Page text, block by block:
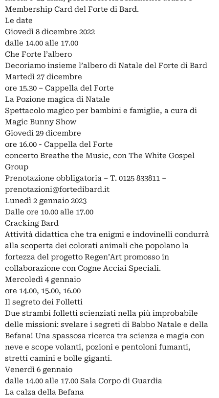
Membership Card del Forte di Bard.
Le date
Giovedì 8 dicembre 2022
dalle 14.00 alle 17.00
Che Forte l’albero
Decoriamo insieme l’albero di Natale del Forte di Bard
Martedì 27 dicembre
ore 15.30 – Cappella del Forte
La Pozione magica di Natale
Spettacolo magico per bambini e famiglie, a cura di
Magic Bunny Show
Giovedì 29 dicembre
ore 16.00 - Cappella del Forte
concerto Breathe the Music, con The White Gospel
Group
Prenotazione obbligatoria – T. 0125 833811 –
prenotazioni@fortedibard.it
Lunedì 2 gennaio 2023
Dalle ore 10.00 alle 17.00
Cracking Bard
Attività didattica che tra enigmi e indovinelli condurrà
alla scoperta dei colorati animali che popolano la
fortezza del progetto Regen’Art promosso in
collaborazione con Cogne Acciai Speciali.
Mercoledì 4 gennaio
ore 14.00, 15.00, 16.00
Il segreto dei Folletti
Due strambi folletti scienziati nella più improbabile
delle missioni: svelare i segreti di Babbo Natale e della
Befana! Una spassosa ricerca tra scienza e magia con
neve e scope volanti, pozioni e pentoloni fumanti,
stretti camini e bolle giganti.
Venerdì 6 gennaio
dalle 14.00 alle 17.00 Sala Corpo di Guardia
La calza della Befana